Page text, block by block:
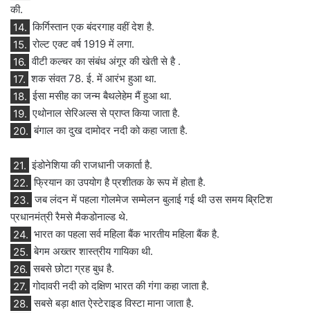
की.
14. किर्गिस्तान एक बंदरगाह वहीं देश है.
15. रोल्ट एक्ट वर्ष 1919 में लगा.
16. वीटी कल्चर का संबंध अंगूर की खेती से है .
17. शक संवत 78. ई. में आरंभ हुआ था.
18. ईसा मसीह का जन्म बैथलेहेम मैं हुआ था.
19. एथोनाल सेरिअल्स से प्राप्त किया जाता है.
20. बंगाल का दुख दामोदर नदी को कहा जाता है.
21. इंडोनेशिया की राजधानी जकार्ता है.
22. फ्रियान का उपयोग है प्रशीतक के रूप में होता है.
23. जब लंदन में पहला गोलमेज सम्मेलन बुलाई गई थी उस समय ब्रिटिश
प्रधानमंत्री रैमसे मैकडोनाल्ड थे.
24. भारत का पहला सर्व महिला बैंक भारतीय महिला बैंक है.
25. बेगम अख्तर शास्त्रीय गायिका थी.
26. सबसे छोटा ग्रह बुध है.
27. गोदावरी नदी को दक्षिण भारत की गंगा कहा जाता है.
28. सबसे बड़ा क्षात ऐस्टेराइड विस्टा माना जाता है.